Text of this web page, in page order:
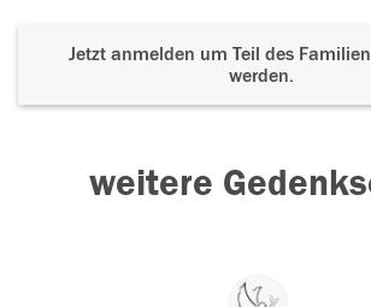
Jetzt anmelden um Teil des
werden.
weitere